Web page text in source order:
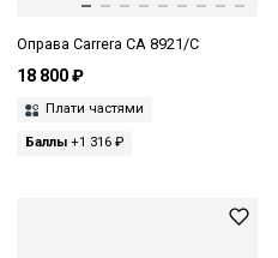
Оправа Carrera CA 8921/C
18 800 ₽
Плати частями
Баллы +1 316 ₽